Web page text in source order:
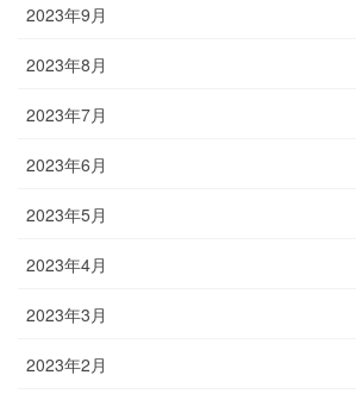
2023年9月
2023年8月
2023年7月
2023年6月
2023年5月
2023年4月
2023年3月
2023年2月